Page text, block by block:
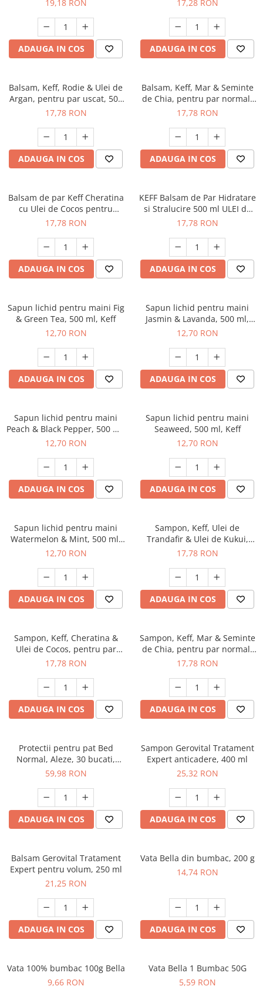
19,18 RON
ADAUGA IN COS
17,28 RON
ADAUGA IN COS
Balsam, Keff, Rodie & Ulei de
Argan, pentru par uscat, 500
ml
17,78 RON
ADAUGA IN COS
Balsam, Keff, Mar & Seminte
de Chia, pentru par normal,
500 ml
17,78 RON
ADAUGA IN COS
Balsam de par Keff Cheratina
cu Ulei de Cocos pentru
restaurare si protectie 500ml
17,78 RON
ADAUGA IN COS
KEFF Balsam de Par Hidratare
si Stralucire 500 ml ULEI de
TRANDAFIR & ULEI de KUKUI
17,78 RON
ADAUGA IN COS
Sapun lichid pentru maini Fig
& Green Tea, 500 ml, Keff
12,70 RON
ADAUGA IN COS
Sapun lichid pentru maini
Jasmin & Lavanda, 500 ml,
Keff
12,70 RON
ADAUGA IN COS
Sapun lichid pentru maini
Peach & Black Pepper, 500 ml,
Keff
12,70 RON
ADAUGA IN COS
Sapun lichid pentru maini
Seaweed, 500 ml, Keff
12,70 RON
ADAUGA IN COS
Sapun lichid pentru maini
Watermelon & Mint, 500 ml,
Keff
12,70 RON
ADAUGA IN COS
Sampon, Keff, Ulei de
Trandafir & Ulei de Kukui,
pentru hidratare, 500 ml
17,78 RON
ADAUGA IN COS
Sampon, Keff, Cheratina &
Ulei de Cocos, pentru par
restaurare si protectie, 500ml
17,78 RON
ADAUGA IN COS
Sampon, Keff, Mar & Seminte
de Chia, pentru par normal,
500 ml
17,78 RON
ADAUGA IN COS
Protectii pentru pat Bed
Normal, Aleze, 30 bucati,
Tena
59,98 RON
ADAUGA IN COS
Sampon Gerovital Tratament
Expert anticadere, 400 ml
25,32 RON
ADAUGA IN COS
Balsam Gerovital Tratament
Expert pentru volum, 250 ml
21,25 RON
ADAUGA IN COS
Vata Bella din bumbac, 200 g
14,74 RON
ADAUGA IN COS
Vata 100% bumbac 100g Bella
9,66 RON
Vata Bella 1 Bumbac 50G
5,59 RON